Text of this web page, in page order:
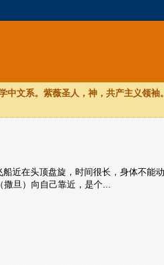
文系。紫薇圣人，神，共产主义领
近在头顶盘旋，时间很长，身体不能
旦）向自己靠近，是个...